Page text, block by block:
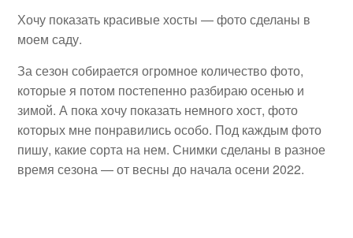
Хочу показать красивые хосты — фото сделаны в
моем саду.
За сезон собирается огромное количество фото,
которые я потом постепенно разбираю осенью и
зимой. А пока хочу показать немного хост, фото
которых мне понравились особо. Под каждым фото
пишу, какие сорта на нем. Снимки сделаны в разное
время сезона — от весны до начала осени 2022.